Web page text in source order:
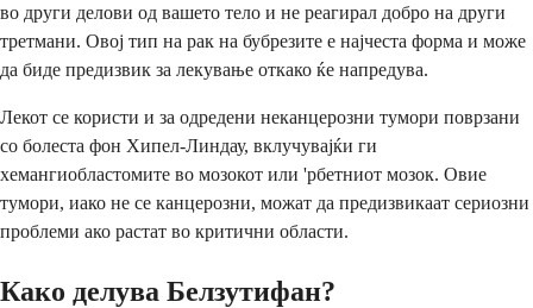
во други делови од вашето тело и не реагирал добро на други
третмани. Овој тип на рак на бубрезите е најчеста форма и може
да биде предизвик за лекување откако ќе напредува.
Лекот се користи и за одредени неканцерозни тумори поврзани
со болеста фон Хипел-Линдау, вклучувајќи ги
хемангиобластомите во мозокот или 'рбетниот мозок. Овие
тумори, иако не се канцерозни, можат да предизвикаат сериозни
проблеми ако растат во критични области.
Како делува Белзутифан?